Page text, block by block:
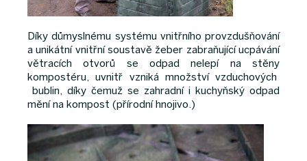
Díky důmyslnému systému vnitřního provzdušňování
a unikátní vnitřní soustavě žeber zabraňující ucpávání
větracích otvorů se odpad nelepí na stěny
kompostéru, uvnitř vzniká množství vzduchových
bublin, díky čemuž se zahradní i kuchyňský odpad
mění na kompost (přírodní hnojivo.)